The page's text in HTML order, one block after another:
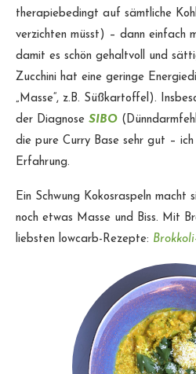
therapiebedingt auf sämtliche
verzichten müsst) – dann einfach
damit es schön gehaltvoll und
Zucchini hat eine geringe
„Masse“, z.B. Süßkartoffel).
der Diagnose SIBO
die pure Curry Base sehr gut –
Erfahrung.
Ein Schwung Kokosraspeln macht
noch etwas Masse und Biss. Mit
liebsten lowcarb-Rezepte: